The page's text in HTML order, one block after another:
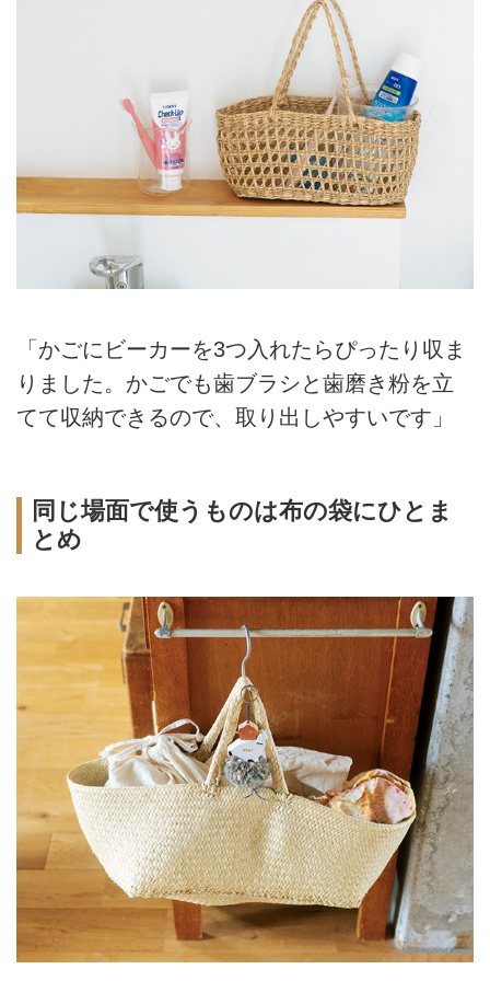
「かごにビーカーを3つ入れたらぴったり収ま
りました。かごでも歯ブラシと歯磨き粉を立
てて収納できるので、取り出しやすいです」
同じ場面で使うものは布の袋にひとま
とめ